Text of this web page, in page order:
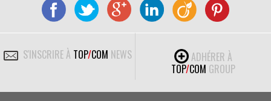
S'INSCRIRE À TOP/COM NEWS
ADHÉRER À
TOP/COM GROUP